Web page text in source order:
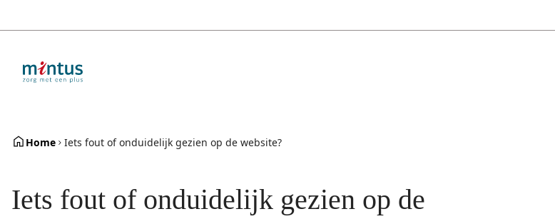
en
inhoud
Home Iets fout of onduidelijk gezien op de website?
Iets fout of onduidelijk gezien op de